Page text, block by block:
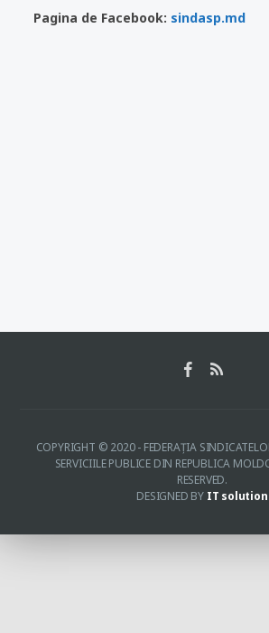
Pagina de Facebook: sindasp.md
COPYRIGHT © 2020 - FEDERAŢIA
SERVICIILE PUBLICE DIN REPUBLICA
RESERVED.
DESIGNED BY IT solution